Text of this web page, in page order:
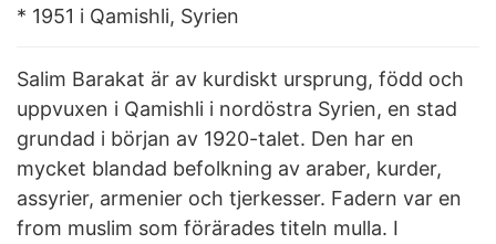
* 1951 i Qamishli, Syrien
Salim Barakat är av kurdiskt ursprung, född och
uppvuxen i Qamishli i nordöstra Syrien, en stad
grundad i början av 1920-talet. Den har en
mycket blandad befolkning av araber, kurder,
assyrier, armenier och tjerkesser. Fadern var en
from muslim som förärades titeln mulla. I